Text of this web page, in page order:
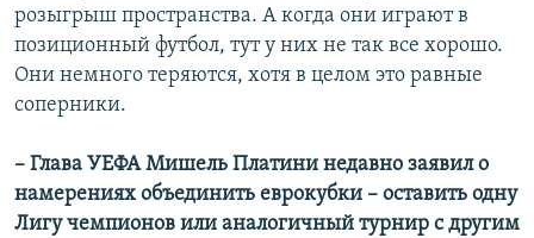
розыгрыш пространства. А когда они играют в
позиционный футбол, тут у них не так все хорошо.
Они немного теряются, хотя в целом это равные
соперники.
– Глава УЕФА Мишель Платини недавно заявил о
намерениях объединить еврокубки – оставить одну
Лигу чемпионов или аналогичный турнир с другим